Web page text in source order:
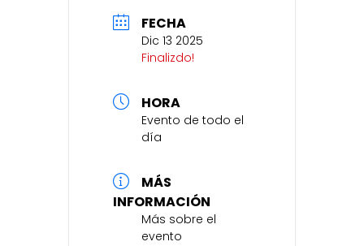
FECHA
Dic 13 2025
Finalizdo!
HORA
Evento de todo el
día
MÁS
INFORMACIÓN
Más sobre el
evento